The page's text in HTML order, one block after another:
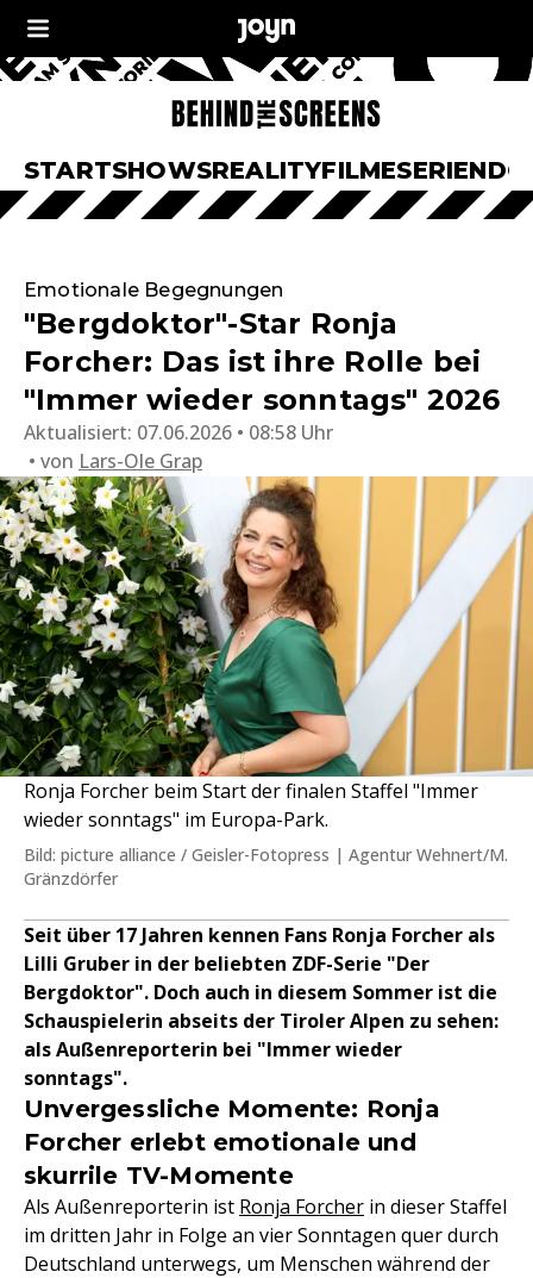
STARTSHOWSREALITYFILMESERIEN
Emotionale Begegnungen
"Bergdoktor"-Star Ronja
Forcher: Das ist ihre Rolle bei
"Immer wieder sonntags" 2026
Aktualisiert: 07.06.2026 • 08:58 Uhr
von Lars-Ole Grap
Ronja Forcher beim Start der finalen Staffel "Immer
wieder sonntags" im Europa-Park.
Bild: picture alliance / Geisler-Fotopress | Agentur Wehnert/M.
Gränzdörfer
Seit über 17 Jahren kennen Fans Ronja Forcher als
Lilli Gruber in der beliebten ZDF-Serie "Der
Bergdoktor". Doch auch in diesem Sommer ist die
Schauspielerin abseits der Tiroler Alpen zu sehen:
als Außenreporterin bei "Immer wieder
sonntags".
Unvergessliche Momente: Ronja
Forcher erlebt emotionale und
skurrile TV-Momente
Als Außenreporterin ist Ronja Forcher in dieser Staffel
im dritten Jahr in Folge an vier Sonntagen quer durch
Deutschland unterwegs, um Menschen während der